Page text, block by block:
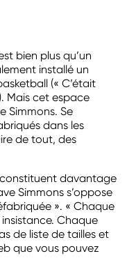
bien plus qu’un
installé un
(« C’était
Mais cet espace
Simmons. Se
dans les
de tout, des
constituent davantage
Simmons s’oppose
». « Chaque
Chaque
de liste de tailles et
que vous pouvez